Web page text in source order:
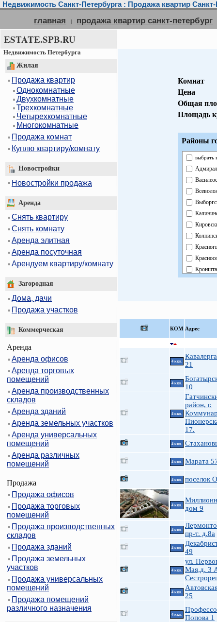
Недвижимость Санкт-Петербурга : Продажа квартир Санкт-
главная | продажа квартир санкт-петербург
ESTATE.SPB.RU
Недвижимость Петербурга
Жилая
Продажа квартир
Однокомнатные
Двухкомнатные
Трехкомнатные
Четырехкомнатные
Многокомнатные
Продажа комнат
Куплю квартиру/комнату
Новостройки
Новостройки продажа
Аренда
Снять квартиру
Снять комнату
Аренда элитная
Аренда посуточная
Арендуем квартиру/комнату
Загородная
Дома, дачи
Продажа участков
Коммерческая
Аренда
Аренда офисов
Аренда торговых
помещений
Аренда производственных
складов
Аренда зданий
Аренда земельных участков
Аренда универсальных
помещений
Аренда различных
помещений
Продажа
Продажа офисов
Продажа торговых
помещений
Продажа производственных
складов
Продажа зданий
Продажа земельных
участков
Продажа универсальных
помещений
Продажа помещений
различного назначения
Комнат
Цена
Общая
Площадь
Районы
выбрать
КOМ Адрес
4 ккв.
21
4 ккв.
10
4 ккв.
район, г.
17.
4 ккв.
4 ккв. Марата
4 ккв. поселок
4 ккв.
дом 9
4 ккв.
пр-т. д.8а
4 ккв.
49
4 ккв.
ул.
Мая,д. 3
4 ккв.
25
4 ккв.
Попова 1